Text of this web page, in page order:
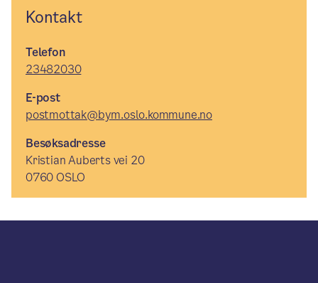
Kontakt
Telefon
23482030
E-post
postmottak@bym.oslo.kommune.no
Besøksadresse
Kristian Auberts vei 20
0760 OSLO